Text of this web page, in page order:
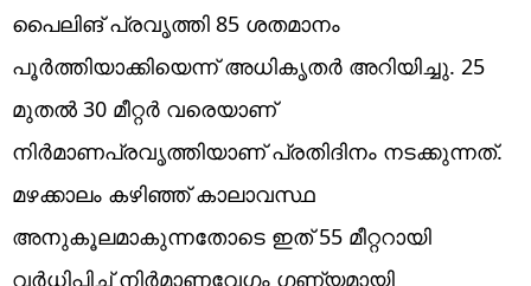
പൈലിങ് പ്രവൃത്തി 85 ശതമാനം
പൂർത്തിയാക്കിയെന്ന് അധികൃതർ അറിയിച്ചു. 25
മുതൽ 30 മീറ്റ‍ർ വരെയാണ്
നിർമാണപ്രവൃത്തിയാണ് പ്രതിദിനം നടക്കുന്നത്.
മഴക്കാലം കഴിഞ്ഞ് കാലാവസ്ഥ
അനുകൂലമാകുന്നതോടെ ഇത് 55 മീറ്ററായി
വർധിപ്പിച്ച് നിർമാണവേഗം ഗണ്യമായി